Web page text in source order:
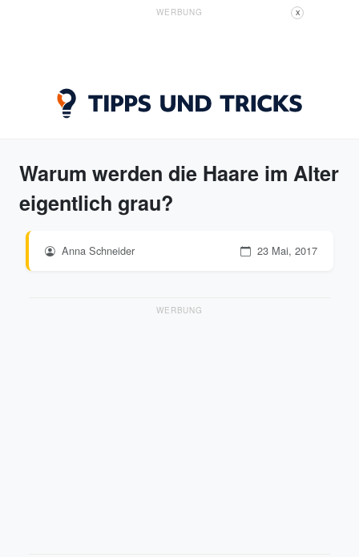
WERBUNG X
Warum werden die Haare im Alter
eigentlich grau?
Anna Schneider 23 Mai, 2017
WERBUNG